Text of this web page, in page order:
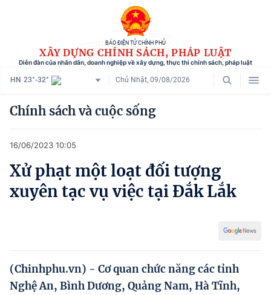
BÁO ĐIỆN TỬ CHÍNH PHỦ
XÂY DỰNG CHÍNH SÁCH, PHÁP LUẬT
Diễn đàn của nhân dân, doanh nghiệp về xây dựng, thực thi chính sách, pháp luật
HN 23°-32° Chủ Nhật, 09/08/2026
Danh mục
Tham vấn chính sách
Người dân góp ý
Hướng dẫn thực hiện chính sách
Chính sách và cuộc sống
16/06/2023 10:05
Xử phạt một loạt đối tượng
xuyên tạc vụ việc tại Đắk Lắk
(Chinhphu.vn) - Cơ quan chức năng các tỉnh
Nghệ An, Bình Dương, Quảng Nam, Hà Tĩnh,